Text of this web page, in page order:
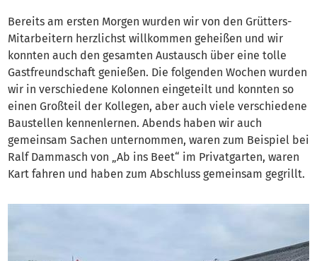
Bereits am ersten Morgen wurden wir von den Grütters-
Mitarbeitern herzlichst willkommen geheißen und wir
konnten auch den gesamten Austausch über eine tolle
Gastfreundschaft genießen. Die folgenden Wochen wurden
wir in verschiedene Kolonnen eingeteilt und konnten so
einen Großteil der Kollegen, aber auch viele verschiedene
Baustellen kennenlernen. Abends haben wir auch
gemeinsam Sachen unternommen, waren zum Beispiel bei
Ralf Dammasch von „Ab ins Beet“ im Privatgarten, waren
Kart fahren und haben zum Abschluss gemeinsam gegrillt.